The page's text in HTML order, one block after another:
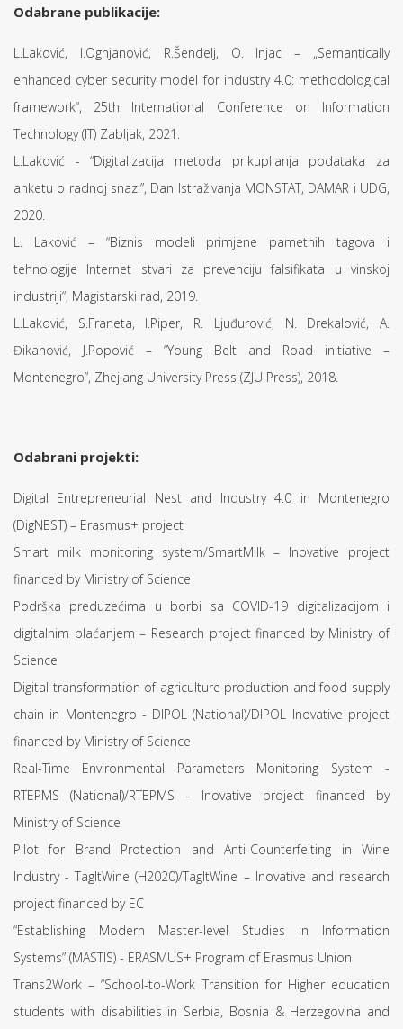
Odabrane publikacije:
L.Laković, I.Ognjanović, R.Šendelj, O. Injac – „Semantically
enhanced cyber security model for industry 4.0: methodological
framework“, 25th International Conference on Information
Technology (IT) Zabljak, 2021.
L.Laković - “Digitalizacija metoda prikupljanja podataka za
anketu o radnoj snazi”, Dan Istraživanja MONSTAT, DAMAR i UDG,
2020.
L. Laković – “Biznis modeli primjene pametnih tagova i
tehnologije Internet stvari za prevenciju falsifikata u vinskoj
industriji“, Magistarski rad, 2019.
L.Laković, S.Franeta, I.Piper, R. Ljuđurović, N. Drekalović, A.
Đikanović, J.Popović – “Young Belt and Road initiative –
Montenegro”, Zhejiang University Press (ZJU Press), 2018.
Odabrani projekti:
Digital Entrepreneurial Nest and Industry 4.0 in Montenegro
(DigNEST) – Erasmus+ project
Smart milk monitoring system/SmartMilk – Inovative project
financed by Ministry of Science
Podrška preduzećima u borbi sa COVID-19 digitalizacijom i
digitalnim plaćanjem – Research project financed by Ministry of
Science
Digital transformation of agriculture production and food supply
chain in Montenegro - DIPOL (National)/DIPOL Inovative project
financed by Ministry of Science
Real-Time Environmental Parameters Monitoring System -
RTEPMS (National)/RTEPMS - Inovative project financed by
Ministry of Science
Pilot for Brand Protection and Anti-Counterfeiting in Wine
Industry - TagItWine (H2020)/TagItWine – Inovative and research
project financed by EC
“Establishing Modern Master-level Studies in Information
Systems” (MASTIS) - ERASMUS+ Program of Erasmus Union
Trans2Work – “School-to-Work Transition for Higher education
students with disabilities in Serbia, Bosnia & Herzegovina and